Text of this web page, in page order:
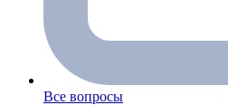
Все вопросы